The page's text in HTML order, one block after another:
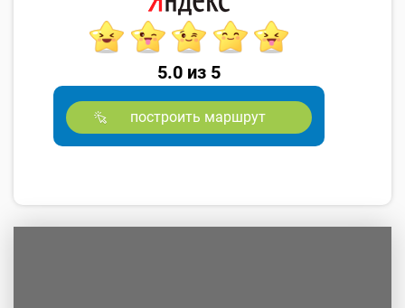
5.0 из 5
построить маршрут